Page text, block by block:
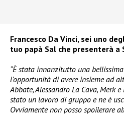
Francesco Da Vinci, sei uno
tuo papà Sal che presenterà a
“È stata innanzitutto una
l’opportunità di avere insieme ad
Abbate, Alessandro La Cava, Merk
stato un lavoro di gruppo e ne è
Ovviamente non posso spoilerare